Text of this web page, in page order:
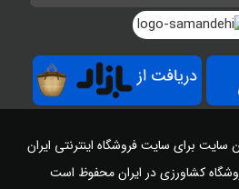
سایت برای سایتفروشگاه اینترنتی ایران
کشاورزی در ایرانمحفوظ است